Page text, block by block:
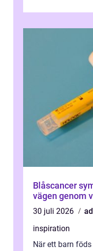
Blåscancer symtom, diagnos och
vägen genom
30 juli 2026
inspiration
När ett barn